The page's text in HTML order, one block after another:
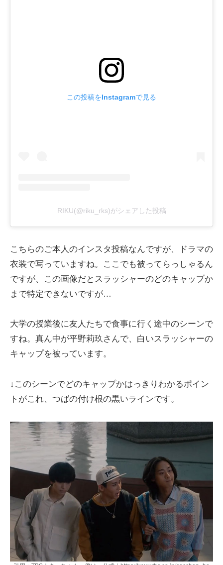
この投稿をInstagramで見る
RIKU(@riku_rks)がシェアした投稿
こちらのご本人のインスタ投稿なんですが、ドラマの
衣装で写っていますね。ここでも被ってらっしゃるん
ですが、この画像だとスラッシャーのどのキャップか
まで特定できないですが…
大学の授業後に友人たちで食事に行く途中のシーンで
すね。真ん中が平野莉玖さんで、白いスラッシャーの
キャップを被っています。
↓このシーンでどのキャップかはっきりわかるポイン
トがこれ、つばの付け根の黒いラインです。